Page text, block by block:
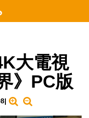
大電視
》PC版
|